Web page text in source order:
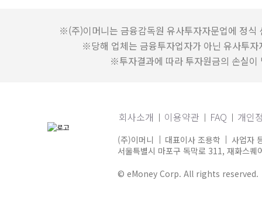
※(주)이머니는 금융감독원 유사투자자문업에 정식
※당해 업체는 금융투자업자가 아닌 유사투
※투자결과에 따라 투자원금의 손실이
회사소개 이용약관 FAQ 개인
(주)이머니 대표이사 조용학
사업자
서울특별시 마포구 독막로 311, 재화스
© eMoney Corp. All rights reserved.